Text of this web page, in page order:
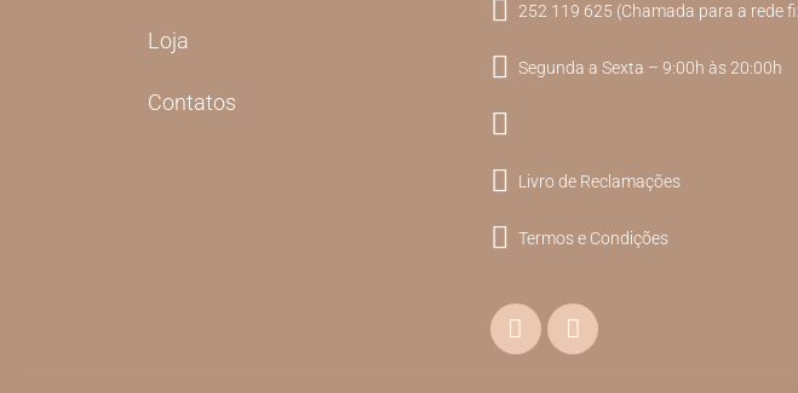
Loja
Contatos
252 119 625 (Chamada para a rede
Segunda a Sexta – 9:00h às 20:00h
Livro de Reclamações
Termos e Condições